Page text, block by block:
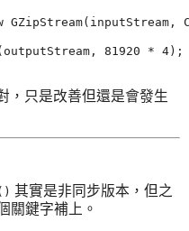
81920 * 4);
，只是改善但還是會發生
其實是非同步版本，但之
關鍵字補上。